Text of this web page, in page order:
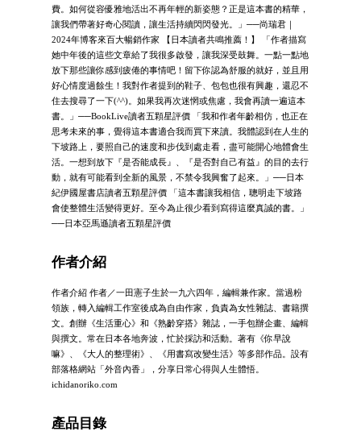
費。如何從容優雅地活出不再年輕的新姿態？正是這本書的精華，
讓我們帶著好奇心閱讀，讓生活持續閃閃發光。」──尚瑞君｜
2024年博客來百大暢銷作家 【日本讀者共鳴推薦！】 「作者描寫
她中年後的這些文章給了我很多啟發，讓我深受鼓舞。一點一點地
放下那些讓你感到疲倦的事情吧！留下你認為舒服的就好，並且用
好心情度過餘生！我對作者提到的鞋子、包包也很有興趣，還忍不
住去搜尋了一下(^^)。如果我再次迷惘或焦慮，我會再讀一遍這本
書。」──BookLive讀者五顆星評價 「我和作者年齡相仿，也正在
思考未來的事，覺得這本書適合我而買下來讀。我體認到在人生的
下坡路上，要照自己的速度和步伐到處走看，盡可能開心地體會生
活。一想到放下『是否能成長』、『是否對自己有益』的目的去行
動，就有可能看到全新的風景，不禁令我興奮了起來。」──日本
紀伊國屋書店讀者五顆星評價 「這本書讓我相信，聰明走下坡路
會使整體生活變得更好。至今為止很少看到寫得這麼真誠的書。」
──日本亞馬遜讀者五顆星評價
作者介紹
作者介紹 作者／一田憲子生於一九六四年，編輯兼作家。當過粉
領族，轉入編輯工作室後成為自由作家，負責為女性雜誌、書籍撰
文。創辦《生活重心》和《熟齡穿搭》雜誌，一手包辦企畫、編輯
與撰文。常在日本各地奔波，忙於採訪和活動。著有《你早說
嘛》、《大人的整理術》、《用書寫改變生活》等多部作品。設有
部落格網站「外音內香」，分享日常心得與人生體悟。
ichidanoriko.com
產品目錄